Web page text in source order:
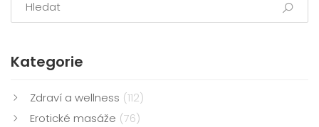
Kategorie
Zdraví a wellness (112)
Erotické masáže (76)